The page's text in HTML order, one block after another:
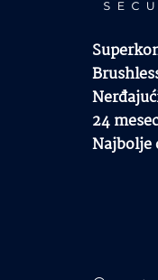
24
Najbolje